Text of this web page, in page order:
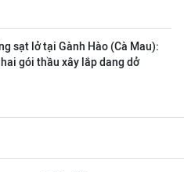
sạt lở tại Gành Hào (Cà Mau):
hai gói thầu xây lắp dang dở